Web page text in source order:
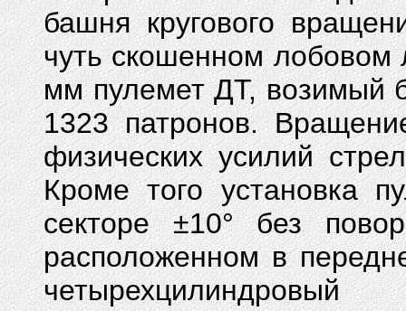
башня кругового
чуть скошенном лобовом
мм пулемет ДТ, возимый
1323 патронов.
физических усилий
Кроме того установка
секторе ±10° без
расположенном в